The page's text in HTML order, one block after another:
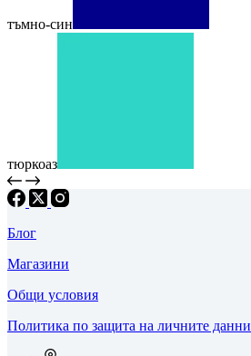
тъмно-син
тюркоаз
Блог
Магазини
Общи условия
Политика по защита на личните данни